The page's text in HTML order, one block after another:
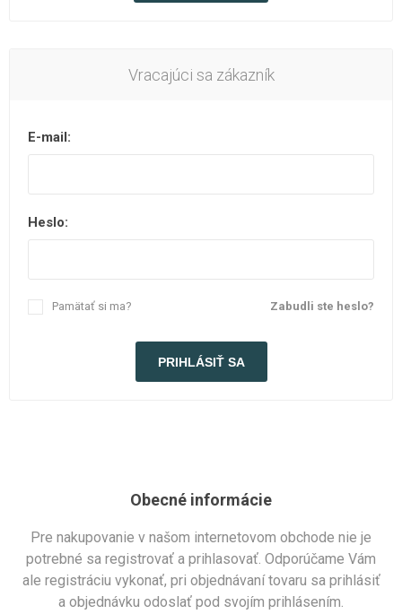
Vracajúci sa zákazník
E-mail:
Heslo:
Zabudli ste heslo?
Pamätať si ma?
Obecné informácie
Pre nakupovanie v našom internetovom obchode nie je
potrebné sa registrovať a prihlasovať. Odporúčame Vám
ale registráciu vykonať, pri objednávaní tovaru sa prihlásiť
a objednávku odoslať pod svojím prihlásením.